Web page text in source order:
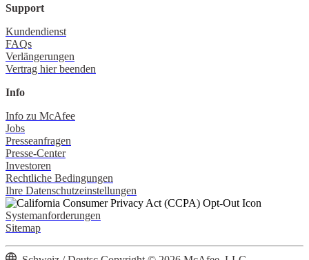
Support
Kundendienst
FAQs
Verlängerungen
Vertrag hier beenden
Info
Info zu McAfee
Jobs
Presseanfragen
Presse-Center
Investoren
Rechtliche Bedingungen
Ihre Datenschutzeinstellungen
Systemanforderungen
Sitemap